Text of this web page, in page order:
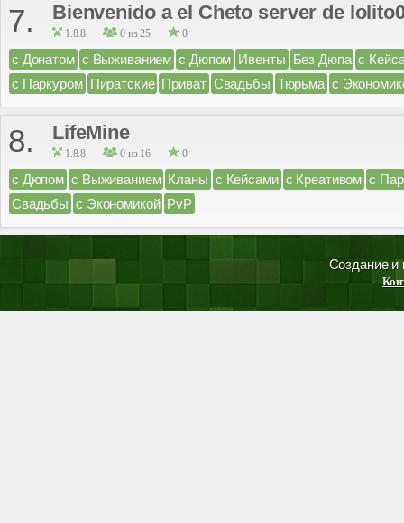
7. Bienvenido a el Cheto server de
1.8.8 0 из 25 0
с Донатом с Выживанием с Дюпом Ивенты Без Дюпа с
с Паркуром Пиратские Приват Свадьбы Тюрьма с
8. LifeMine
1.8.8 0 из 16 0
с Дюпом с Выживанием Кланы с Кейсами с Креативом с
Свадьбы с Экономикой PvP
Создание и